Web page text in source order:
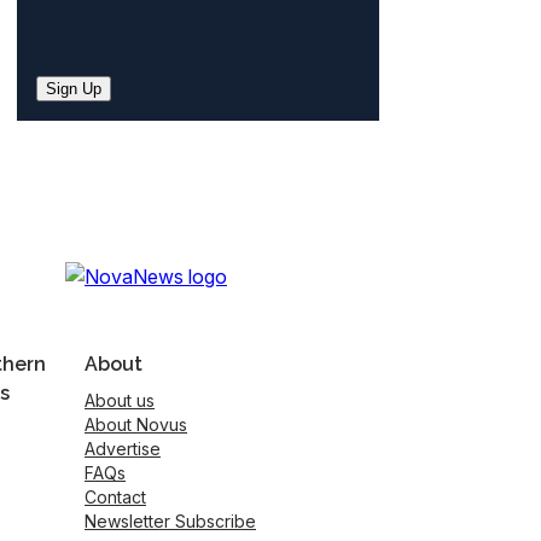
Sign Up
About
About us
About Novus
Advertise
FAQs
Contact
Newsletter Subscribe